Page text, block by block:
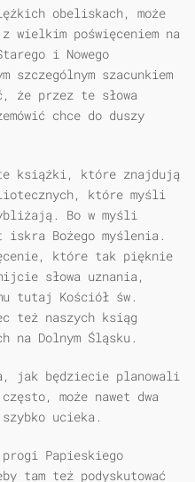
obeliskach, może
wielkim poświęceniem na
i Nowego
szczególnym szacunkiem
że przez te słowa
chce do duszy
książki, które znajdują
które myśli
Bo w myśli
Bożego myślenia.
które tak pięknie
słowa uznania,
tutaj Kościół św.
naszych ksiąg
na Dolnym Śląsku.
jak będziecie planowali
może nawet dwa
ucieka.
progi Papieskiego
tam też podyskutować